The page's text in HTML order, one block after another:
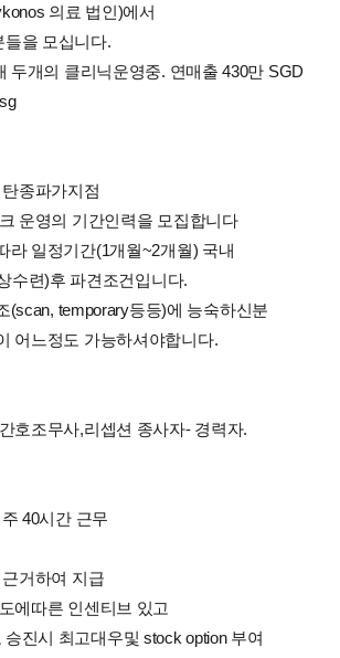
의료 법인)에서
들을 모십니다.
두개의 클리닉운영중. 연매출 430만 SGD
종파가지점
운영의 기간인력을 모집합니다
라 일정기간(1개월~2개월) 국내
수련)후 파견조건입니다.
(scan, temporary등등)에 능숙하신분
어느정도 가능하셔야합니다.
호조무사,리셉션 종사자- 경력자.
40시간 근무
거하여 지급
에따른 인센티브 있고
진시 최고대우및 stock option 부여